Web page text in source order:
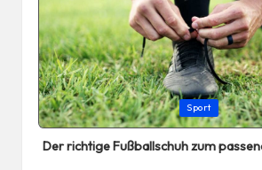
Posted
in
Sport
Der richtige Fußballschuh zum